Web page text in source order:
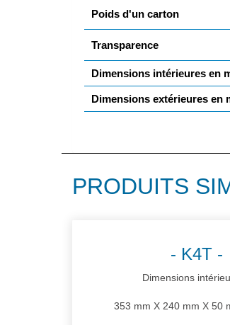
Poids d'un carton
Transparence
Dimensions intérieures en
Dimensions extérieures en
PRODUITS
K4T
Dimensions
353 mm X 240 mm X 50